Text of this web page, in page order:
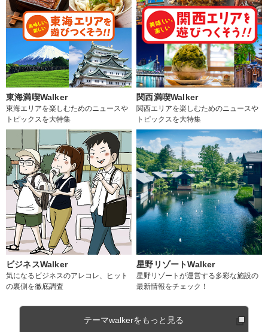
東海満喫Walker
東海エリアを楽しむためのニュースや
トピックスを大特集
関西満喫Walker
関西エリアを楽しむためのニュースや
トピックスを大特集
ビジネスWalker
気になるビジネスのアレコレ、ヒット
の裏側を徹底調査
星野リゾートWalker
星野リゾートが運営する多彩な施設の
最新情報をチェック！
テーマwalkerをもっと見る